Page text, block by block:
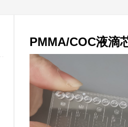
PMMA/COC液滴